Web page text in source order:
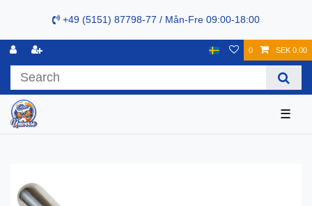
+49 (5151) 87798-77 / Mån-Fre 09:00-18:00
0 SEK 0.00
☰